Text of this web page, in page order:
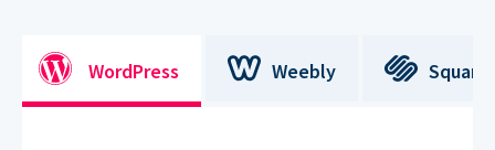
WordPress Weebly